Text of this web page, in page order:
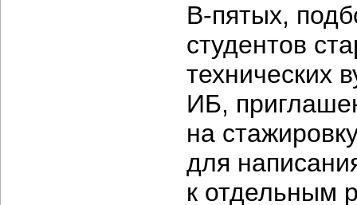
В-пятых,
студентов
технических
ИБ,
на
для
к отдельным